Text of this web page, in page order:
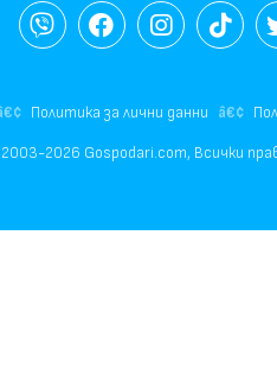
Политика за лични данни
2026 Gospodari.com, Всички